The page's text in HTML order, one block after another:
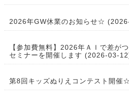
2026年GW休業のお知らせ☆
【参加費無料】2026年ＡＩで差が
セミナーを開催します (2026-03-
第8回キッズぬりえコンテスト開